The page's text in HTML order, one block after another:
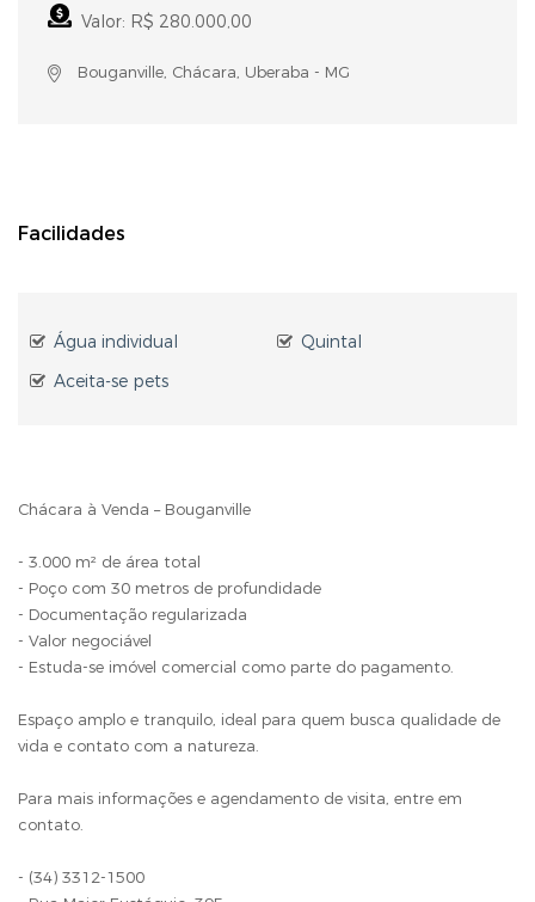
Valor: R$ 280.000,00
Bouganville, Chácara, Uberaba - MG
Facilidades
Água individual
Quintal
Aceita-se pets
Chácara à Venda – Bouganville
- 3.000 m² de área total
- Poço com 30 metros de profundidade
- Documentação regularizada
- Valor negociável
- Estuda-se imóvel comercial como parte do pagamento.
Espaço amplo e tranquilo, ideal para quem busca qualidade de
vida e contato com a natureza.
Para mais informações e agendamento de visita, entre em
contato.
- (34) 3312-1500